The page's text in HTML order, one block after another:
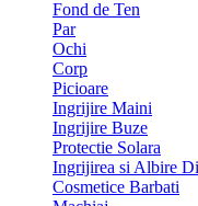
Fond de Ten
Par
Ochi
Corp
Picioare
Ingrijire Maini
Ingrijire Buze
Protectie Solara
Ingrijirea si Albire
Cosmetice Barbati